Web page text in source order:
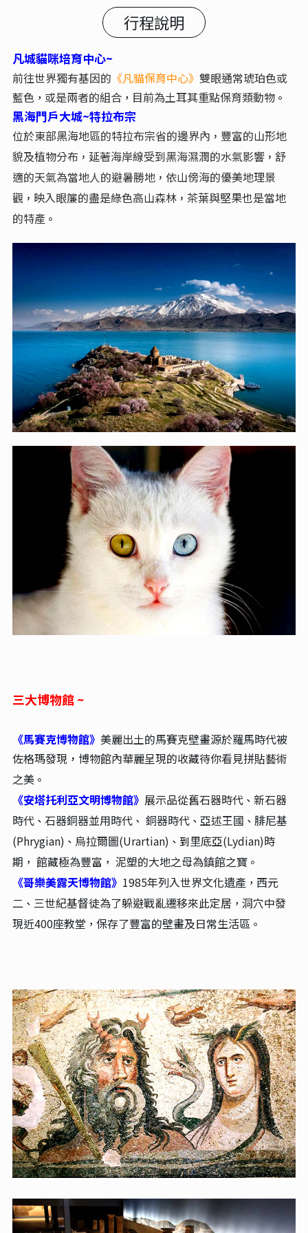
行程說明
凡城貓咪培育中心~
前往世界獨有基因的 《凡貓保育中心》 雙眼通常琥珀色或
藍色， 或是兩者的組合， 目前為土耳其重點保育類動物。
黑海門戶大城~特拉布宗
位於東部黑海地區的特拉布宗省的邊界內 ， 豐富的山形地
貌及植物分布 ， 延著海岸線受到黑海濕潤的水氣影響， 舒
適的天氣為當地人的避暑勝地， 依山傍海的優美地理景
觀 ， 映入眼簾的盡是綠色高山森林， 茶葉與堅果也是當地
的特產。
三大博物館 ~
《馬賽克博物館》 美麗出土的馬賽克壁畫源於羅馬時代被
佐格瑪發現 ， 博物館內華麗呈現的收藏待你看見拼貼藝術
之美。
《安塔托利亞文明博物館》 展示品從舊石器時代、 新石器
時代、 石器銅器並用時代、 銅器時代、 亞述王國 、 腓尼基
(Phrygian) 、 烏拉爾圖(Urartian) 、到里底亞(Lydian)時
期 ， 館藏極為豐富 ， 泥塑的大地之母為鎮館之寶。
《哥樂美露天博物館》 1985年列入世界文化遺產， 西元
二 、 三世紀基督徒為了躲避戰亂遷移來此定居， 洞穴中發
現近400座教堂 ， 保存了豐富的壁畫及日常生活區 。